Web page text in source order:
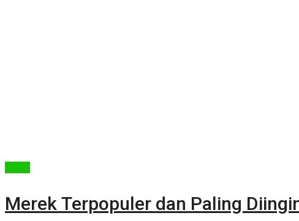
Merek Terpopuler dan Paling